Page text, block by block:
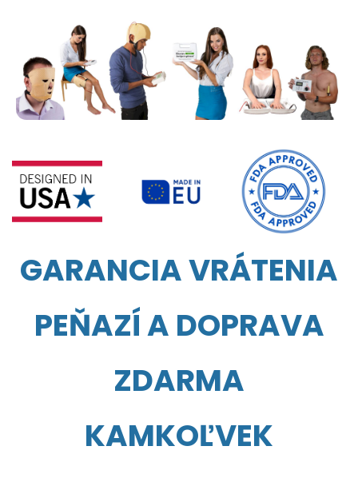
GARANCIA VRÁTENIA
PEŇAZÍ A DOPRAVA
ZDARMA
KAMKOĽVEK